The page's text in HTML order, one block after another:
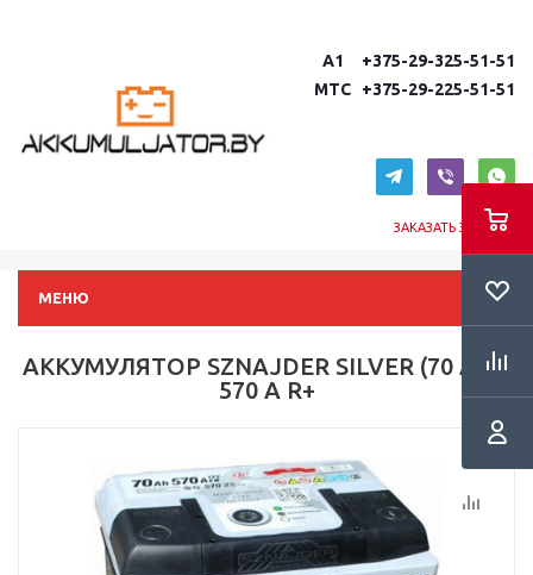
A1 +375-29-325-51-51
MTC +375-29-225-51-51
ЗАКАЗАТЬ ЗВОНОК
МЕНЮ
АККУМУЛЯТОР SZNAJDER SILVER (70 A/H)
570 A R+